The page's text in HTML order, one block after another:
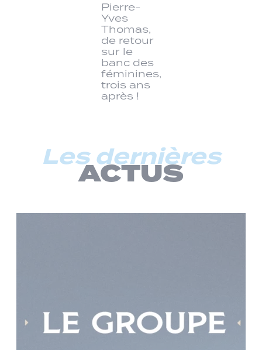
Pierre-
Yves
Thomas,
de retour
sur le
banc des
féminines,
trois ans
après !
Les dernières
ACTUS